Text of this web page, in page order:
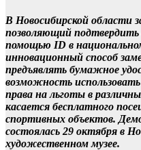
В Новосибирской области
позволяющий
помощью ID в
инновационный способ
предъявлять бумажное
возможность
права на льготы в
касается бесплатного
спортивных объектов.
состоялась 29 октября в
художественном музее.